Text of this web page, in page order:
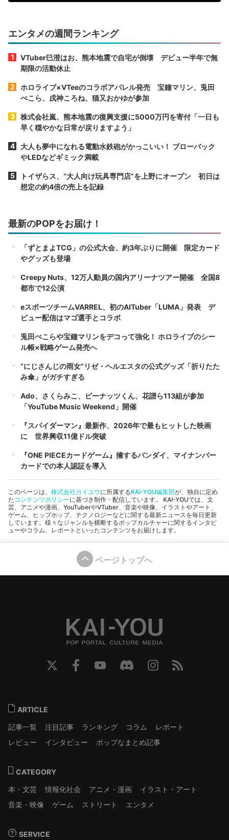
エンタメの週間ランキング
VTuber巳澄はお、熊本地震で自宅が倒壊 デビュー半年で無
期限の活動休止
ホロライブ×VTeeのコラボアパレル発売 宝鐘マリン、兎田
ぺこら、戌神ころね、猫又おかゆが参加
株式会社嵐、熊本地震の復興支援に5000万円を寄付「一日も
早く穏やかな日常が戻りますよう」
大人も夢中になれる電動水鉄砲がかっこいい！ ブローバック
やLEDなどギミック満載
トイザらス、“大人向け玩具専門店”を上野にオープン 初日は
想定の約4倍の売上を記録
最新のPOPをお届け！
「ずとまよTCG」の公式大会、約3年ぶりに開催 限定カード
やグッズも登場
Creepy Nuts、12万人動員の国内アリーナツアー開催 全国8
都市で12公演
eスポーツチームVARREL、初のAITuber「LUMA」発表 デ
ビュー配信はマゴ選手とコラボ
兎田ぺこらや宝鐘マリンをデコって強化！ ホロライブのシー
ル帳×戦略ゲーム発売へ
“にじさんじの雨女”リゼ・ヘルエスタの公式グッズ「折りたた
み傘」がガチすぎる
Ado、さくらみこ、ピーナッツくん、花譜ら113組が参加
「YouTube Music Weekend」開催
『スパイダーマン』最新作、2026年で最もヒットした映画
に 世界興収11億ドル突破
『ONE PIECEカードゲーム』擁するバンダイ、マイナンバー
カードでの本人認証を導入
このページは、 株式会社カイユウに所属するKAI-YOU編集部が、独自に定め
たコンテンツポリシーに基づき制作・配信しています。 KAI-YOUでは、文
芸、アニメや漫画、YouTuberやVTuber、音楽や映像、イラストやアート、
ゲーム、ヒップホップ、テクノロジーなどに関する最新ニュースを毎日更新
しています。様々なジャンルを横断するポップカルチャーに関するインタビ
ューやコラム、レポートといったコンテンツをお届けします。
ページトップへ
ARTICLE
記事一覧
注目記事 ランキング コラム
レポート
レビュー
インタビュー ポップなまとめ記事
CATEGORY
本・文芸
情報化社会 アニメ・漫画
イラスト・アート
音楽・映像
ゲーム ストリート エンタメ
SERVICE